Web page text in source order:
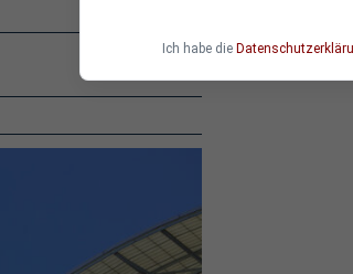
Ich habe die